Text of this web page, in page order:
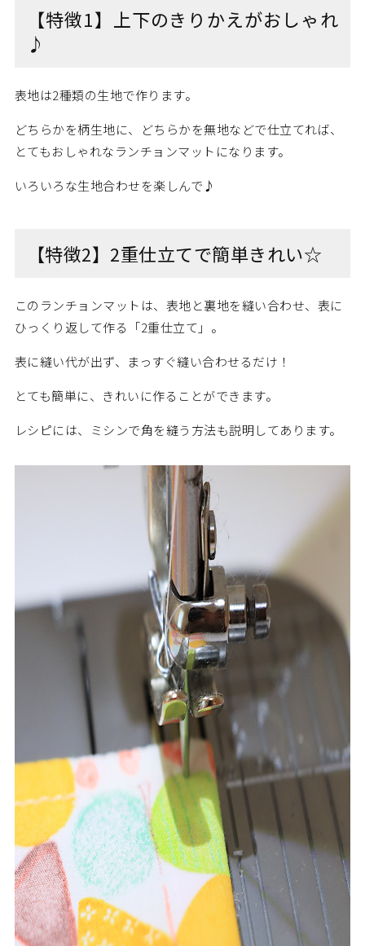
【特徴1】上下のきりかえがおしゃれ
♪
表地は2種類の生地で作ります。
どちらかを柄生地に、どちらかを無地などで仕立てれば、
とてもおしゃれなランチョンマットになります。
いろいろな生地合わせを楽しんで♪
【特徴2】2重仕立てで簡単きれい☆
このランチョンマットは、表地と裏地を縫い合わせ、表に
ひっくり返して作る「2重仕立て」。
表に縫い代が出ず、まっすぐ縫い合わせるだけ！
とても簡単に、きれいに作ることができます。
レシピには、ミシンで角を縫う方法も説明してあります。